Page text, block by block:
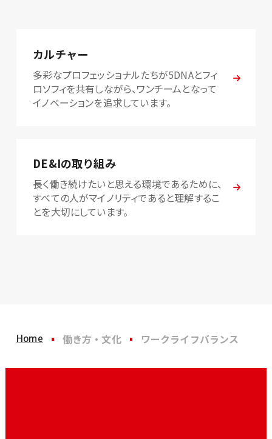
カルチャー
多彩なプロフェッショナルたちが5DNAとフィ
ロソフィを共有しながら、ワンチームとなって
イノベーションを追求しています。
DE&Iの取り組み
長く働き続けたいと思える環境であるために、
すべての人がマイノリティであると理解するこ
とを大切にしています。
Home 働き方・文化 ワークライフバランス